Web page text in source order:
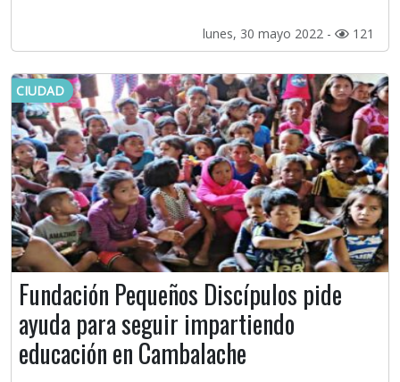
lunes, 30 mayo 2022 - 121
CIUDAD
Fundación Pequeños Discípulos pide
ayuda para seguir impartiendo
educación en Cambalache